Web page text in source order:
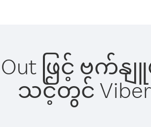
Out ဖြင့် ဗ
သင့်တွင်